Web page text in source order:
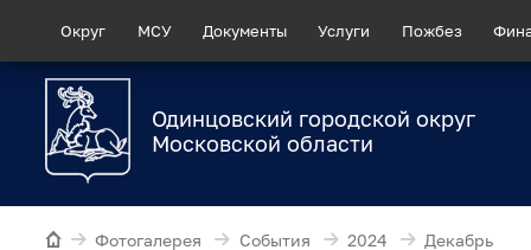
Округ МСУ Документы Услуги Пожбез
Одинцовский городской округ
Московской области
Фотогалерея События 2024 Декабрь